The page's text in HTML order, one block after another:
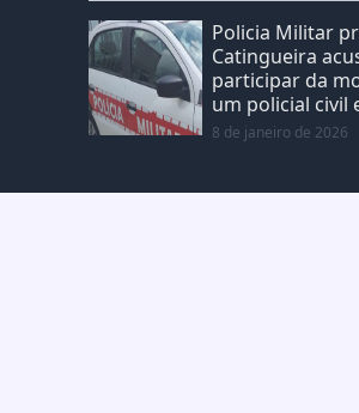
Policia Militar
Catingueira
participar da
um policial civil
8 de janeiro de 2026